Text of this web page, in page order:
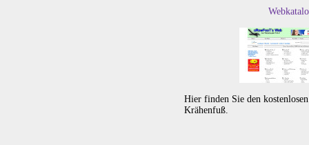
Hier finden Sie den
Krähenfuß.